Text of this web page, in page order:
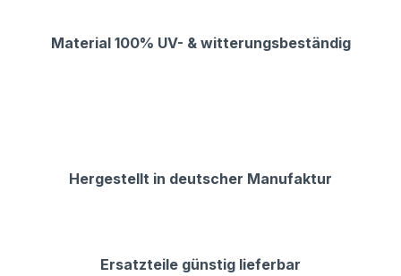
Material 100% UV- & witterungsbeständig
Hergestellt in deutscher Manufaktur
Ersatzteile günstig lieferbar